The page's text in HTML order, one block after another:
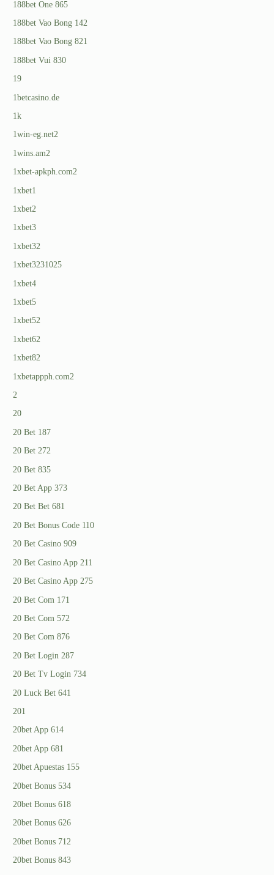
188bet One 865
188bet Vao Bong 142
188bet Vao Bong 821
188bet Vui 830
19
1betcasino.de
1k
1win-eg.net2
1wins.am2
1xbet-apkph.com2
1xbet1
1xbet2
1xbet3
1xbet32
1xbet3231025
1xbet4
1xbet5
1xbet52
1xbet62
1xbet82
1xbetappph.com2
2
20
20 Bet 187
20 Bet 272
20 Bet 835
20 Bet App 373
20 Bet Bet 681
20 Bet Bonus Code 110
20 Bet Casino 909
20 Bet Casino App 211
20 Bet Casino App 275
20 Bet Com 171
20 Bet Com 572
20 Bet Com 876
20 Bet Login 287
20 Bet Tv Login 734
20 Luck Bet 641
201
20bet App 614
20bet App 681
20bet Apuestas 155
20bet Bonus 534
20bet Bonus 618
20bet Bonus 626
20bet Bonus 712
20bet Bonus 843